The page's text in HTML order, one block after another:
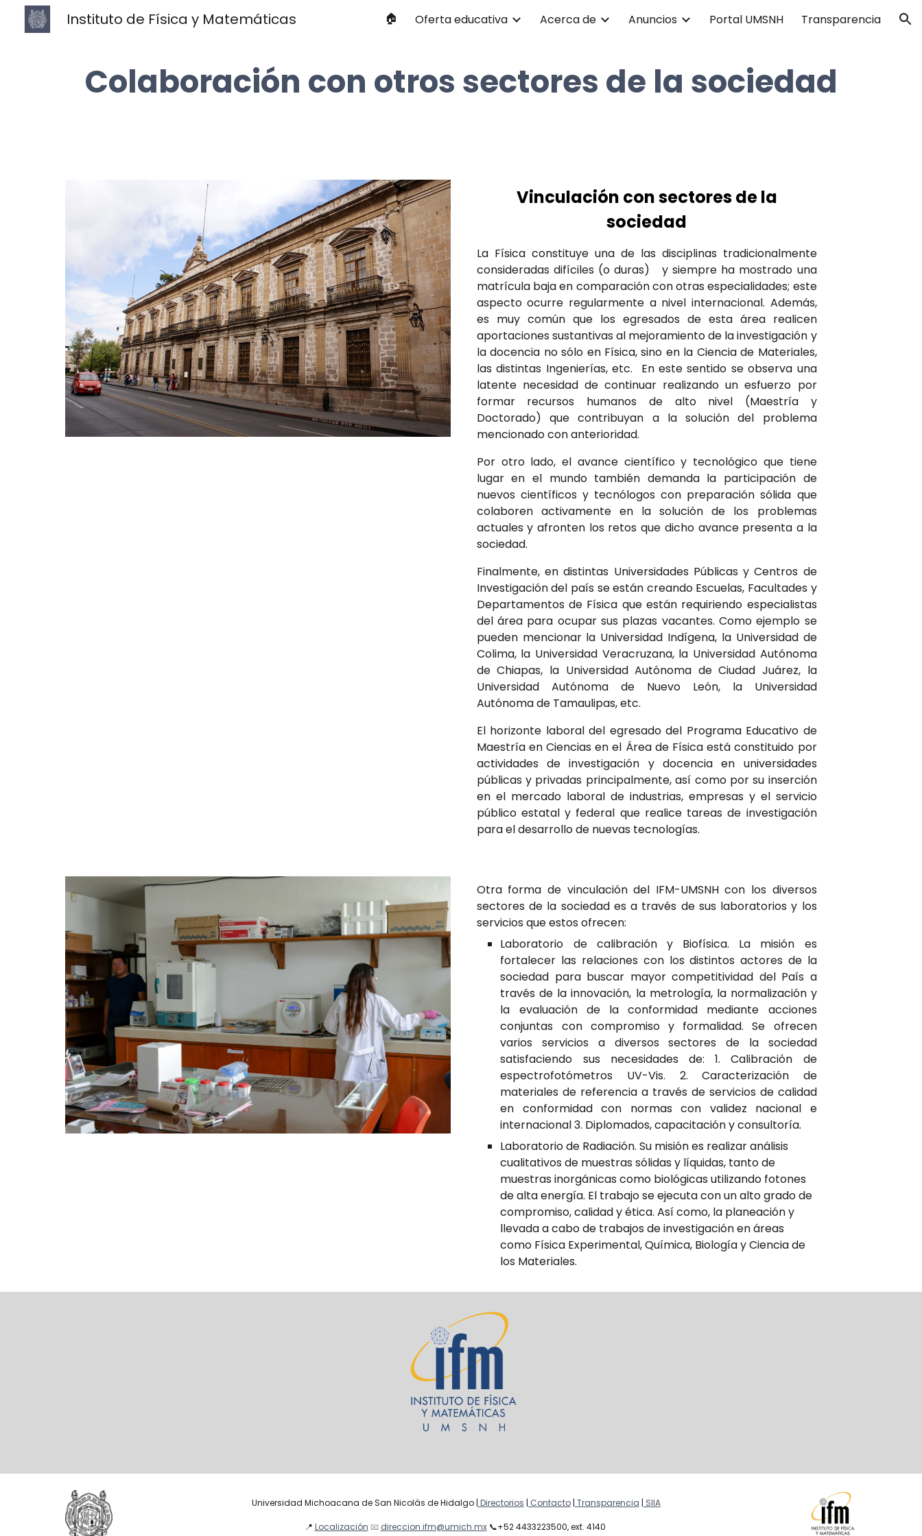
Skip to main content Skip to navigation
Instituto de Física y Matemáticas 🏠 Oferta educativa Acerca de Anuncios Portal UMSNH Transparencia
Colaboración con otros sectores de la sociedad
Vinculación con sectores de la
sociedad
La Física constituye una de las disciplinas tradicionalmente
consideradas difíciles (o duras) y siempre ha mostrado una
matrícula baja en comparación con otras especialidades; este
aspecto ocurre regularmente a nivel internacional. Además,
es muy común que los egresados de esta área realicen
aportaciones sustantivas al mejoramiento de la investigación y
la docencia no sólo en Física, sino en la Ciencia de Materiales,
las distintas Ingenierías, etc. En este sentido se observa una
latente necesidad de continuar realizando un esfuerzo por
formar recursos humanos de alto nivel (Maestría y
Doctorado) que contribuyan a la solución del problema
mencionado con anterioridad.
Por otro lado, el avance científico y tecnológico que tiene
lugar en el mundo también demanda la participación de
nuevos científicos y tecnólogos con preparación sólida que
colaboren activamente en la solución de los problemas
actuales y afronten los retos que dicho avance presenta a la
sociedad.
Finalmente, en distintas Universidades Públicas y Centros de
Investigación del país se están creando Escuelas, Facultades y
Departamentos de Física que están requiriendo especialistas
del área para ocupar sus plazas vacantes. Como ejemplo se
pueden mencionar la Universidad Indígena, la Universidad de
Colima, la Universidad Veracruzana, la Universidad Autónoma
de Chiapas, la Universidad Autónoma de Ciudad Juárez, la
Universidad Autónoma de Nuevo León, la Universidad
Autónoma de Tamaulipas, etc.
El horizonte laboral del egresado del Programa Educativo de
Maestría en Ciencias en el Área de Física está constituido por
actividades de investigación y docencia en universidades
públicas y privadas principalmente, así como por su inserción
en el mercado laboral de industrias, empresas y el servicio
público estatal y federal que realice tareas de investigación
para el desarrollo de nuevas tecnologías.
Otra forma de vinculación del IFM-UMSNH con los diversos
sectores de la sociedad es a través de sus laboratorios y los
servicios que estos ofrecen:
Laboratorio de calibración y Biofísica. La misión es
fortalecer las relaciones con los distintos actores de la
sociedad para buscar mayor competitividad del País a
través de la innovación, la metrología, la normalización y
la evaluación de la conformidad mediante acciones
conjuntas con compromiso y formalidad. Se ofrecen
varios servicios a diversos sectores de la sociedad
satisfaciendo sus necesidades de: 1. Calibración de
espectrofotómetros UV-Vis. 2. Caracterización de
materiales de referencia a través de servicios de calidad
en conformidad con normas con validez nacional e
internacional 3. Diplomados, capacitación y consultoría.
Laboratorio de Radiación. Su misión es realizar análisis
cualitativos de muestras sólidas y líquidas, tanto de
muestras inorgánicas como biológicas utilizando fotones
de alta energía. El trabajo se ejecuta con un alto grado de
compromiso, calidad y ética. Así como, la planeación y
llevada a cabo de trabajos de investigación en áreas
como Física Experimental, Química, Biología y Ciencia de
los Materiales.
Universidad Michoacana de San Nicolás de Hidalgo | Directorios | Contacto| Transparencia | SIIA
📍 Localización 📧 direccion.ifm@umich.mx 📞+52 4433223500, ext. 4140